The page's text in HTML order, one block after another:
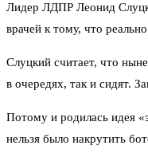
Лидер ЛДПР Леонид
врачей к тому, что
Слуцкий считает, что
в очередях, так и сидят.
Потому и родилась идея
нельзя было накрутить